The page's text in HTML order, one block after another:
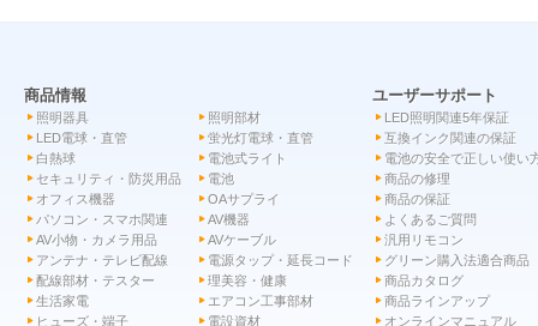
商品情報
照明器具
照明部材
LED電球・直管
蛍光灯電球・直管
白熱球
電池式ライト
セキュリティ・防災用品
電池
オフィス機器
OAサプライ
パソコン・スマホ関連
AV機器
AV小物・カメラ用品
AVケーブル
アンテナ・テレビ配線
電源タップ・延長コード
配線部材・テスター
理美容・健康
生活家電
エアコン工事部材
ヒューズ・端子
電設資材
ユーザーサポート
LED照明関連5年保証
互換インク関連の保証
電池の安全で正しい使い
商品の修理
商品の保証
よくあるご質問
汎用リモコン
グリーン購入法適合商品
商品カタログ
商品ラインアップ
オンラインマニュアル